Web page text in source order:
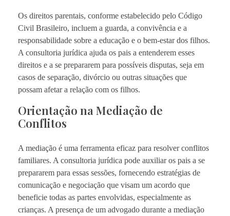
Os direitos parentais, conforme estabelecido pelo Código
Civil Brasileiro, incluem a guarda, a convivência e a
responsabilidade sobre a educação e o bem-estar dos filhos.
A consultoria jurídica ajuda os pais a entenderem esses
direitos e a se prepararem para possíveis disputas, seja em
casos de separação, divórcio ou outras situações que
possam afetar a relação com os filhos.
Orientação na Mediação de
Conflitos
A mediação é uma ferramenta eficaz para resolver conflitos
familiares. A consultoria jurídica pode auxiliar os pais a se
prepararem para essas sessões, fornecendo estratégias de
comunicação e negociação que visam um acordo que
beneficie todas as partes envolvidas, especialmente as
crianças. A presença de um advogado durante a mediação